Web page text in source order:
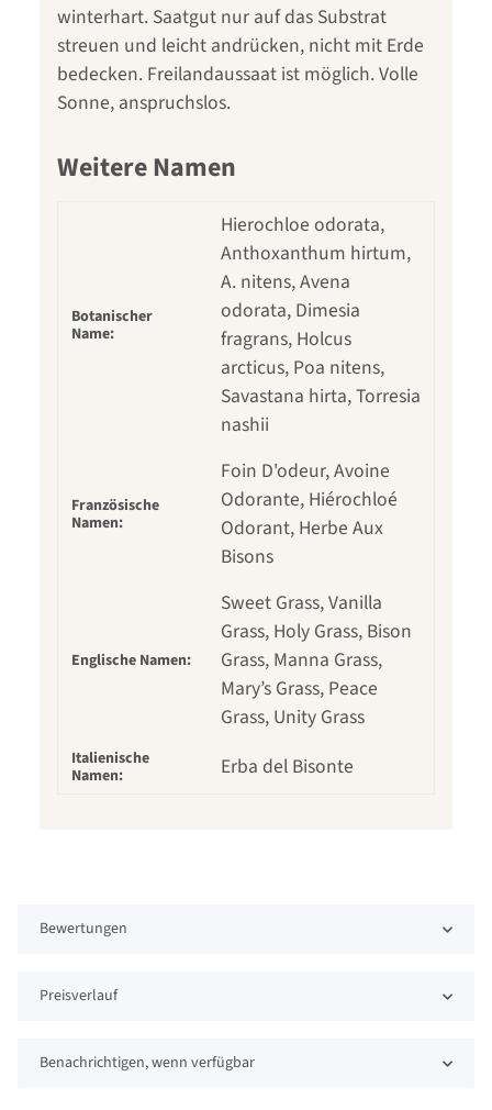
winterhart. Saatgut nur auf das Substrat
streuen und leicht andrücken, nicht mit Erde
bedecken. Freilandaussaat ist möglich. Volle
Sonne, anspruchslos.
Weitere Namen
Botanischer
Name:
Hierochloe odorata,
Anthoxanthum hirtum,
A. nitens, Avena
odorata, Dimesia
fragrans, Holcus
arcticus, Poa nitens,
Savastana hirta, Torresia
nashii
Französische
Namen:
Foin D'odeur, Avoine
Odorante, Hiérochloé
Odorant, Herbe Aux
Bisons
Englische Namen:
Sweet Grass, Vanilla
Grass, Holy Grass, Bison
Grass, Manna Grass,
Mary’s Grass, Peace
Grass, Unity Grass
Italienische
Namen:
Erba del Bisonte
Bewertungen
Preisverlauf
Benachrichtigen, wenn verfügbar